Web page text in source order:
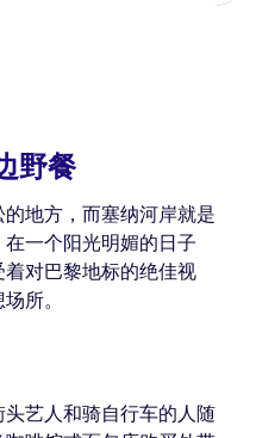
野餐
地方，而塞纳河岸就是
一个阳光明媚的日子
对巴黎地标的绝佳视
所。
艺人和骑自行车的人随